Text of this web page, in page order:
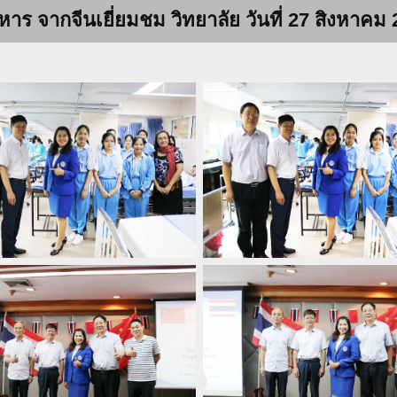
าร จากจีนเยี่ยมชม วิทยาลัย วันที่ 27 สิงหาคม